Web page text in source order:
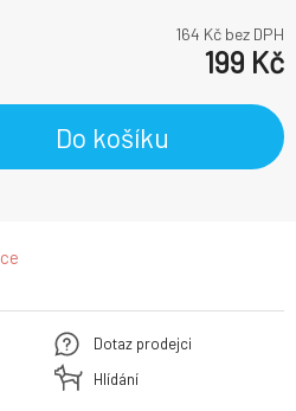
164 Kč bez DPH
199 Kč
Do košíku
Dotaz prodejci
Hlídání